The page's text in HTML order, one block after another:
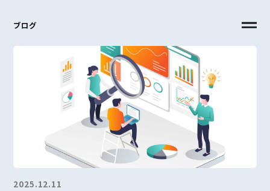
ブログ
2025.12.11